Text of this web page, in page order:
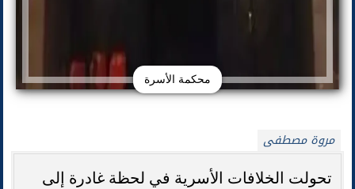
محكمة الأسرة
مروة مصطفى
تحولت الخلافات الأسرية في لحظة غادرة إلى